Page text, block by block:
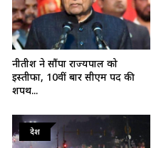
नीतीश ने सौंपा राज्यपाल को
इस्तीफा, 10वीं बार सीएम पद की
शपथ...
देश